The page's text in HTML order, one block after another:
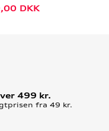
DKK
499 kr.
fra 49 kr.